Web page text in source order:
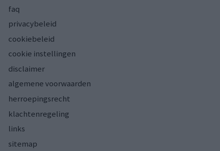
faq
privacybeleid
cookiebeleid
cookie instellingen
disclaimer
algemene voorwaarden
herroepingsrecht
klachtenregeling
links
sitemap